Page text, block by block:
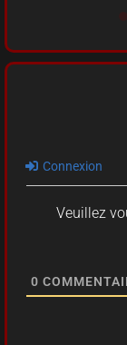
Connexion
Veuillez
0